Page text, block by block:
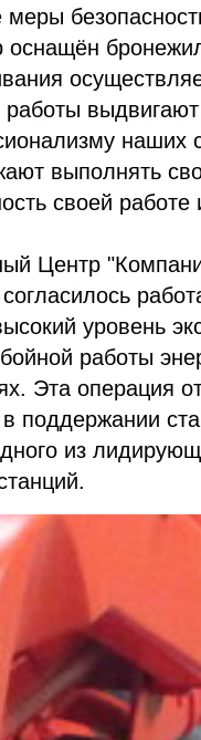
меры
оснащён
работы
наших
выполнять
своей работе
Центр
уровень
работы
Эта операция
поддержании
из